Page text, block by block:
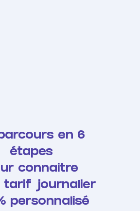
en 6
étapes
connaitre
tarif journalier
personnalisé